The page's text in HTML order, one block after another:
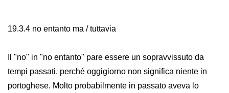
19.3.4 no entanto ma / tuttavia
Il "no" in "no entanto" pare essere un sopravvissuto da
tempi passati, perché oggigiorno non significa niente in
portoghese. Molto probabilmente in passato aveva lo